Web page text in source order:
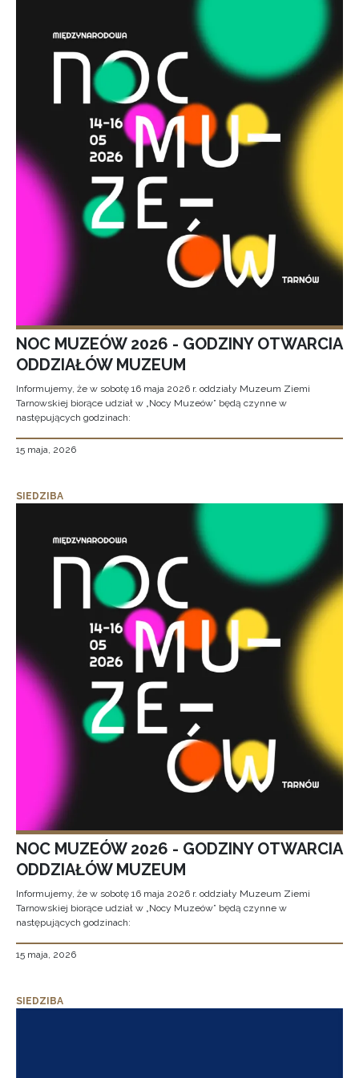
NOC MUZEÓW 2026 - GODZINY OTWARCIA
ODDZIAŁÓW MUZEUM
Informujemy, że w sobotę 16 maja 2026 r. oddziały Muzeum Ziemi
Tarnowskiej biorące udział w „Nocy Muzeów” będą czynne w
następujących godzinach:
15 maja, 2026
SIEDZIBA
NOC MUZEÓW 2026 - GODZINY OTWARCIA
ODDZIAŁÓW MUZEUM
Informujemy, że w sobotę 16 maja 2026 r. oddziały Muzeum Ziemi
Tarnowskiej biorące udział w „Nocy Muzeów” będą czynne w
następujących godzinach:
15 maja, 2026
SIEDZIBA